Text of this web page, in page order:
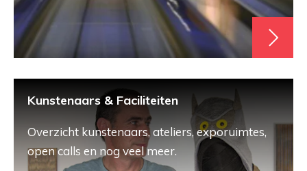
Kunstenaars & Faciliteiten
Overzicht kunstenaars, ateliers, exporuimtes,
open calls en nog veel meer.